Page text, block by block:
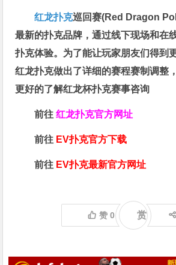
红龙扑克巡回赛​(Red Dragon
最新的扑克品牌，通过线下现场和在
扑克体验。为了能让玩家朋友们得到
红龙扑克做出了详细的赛程赛制调整
更好的了解红龙杯扑克赛事咨询
前往红龙扑克官方网址
前往 EV扑克官方下载
前往 EV扑克最新官方网址
赞0 赏